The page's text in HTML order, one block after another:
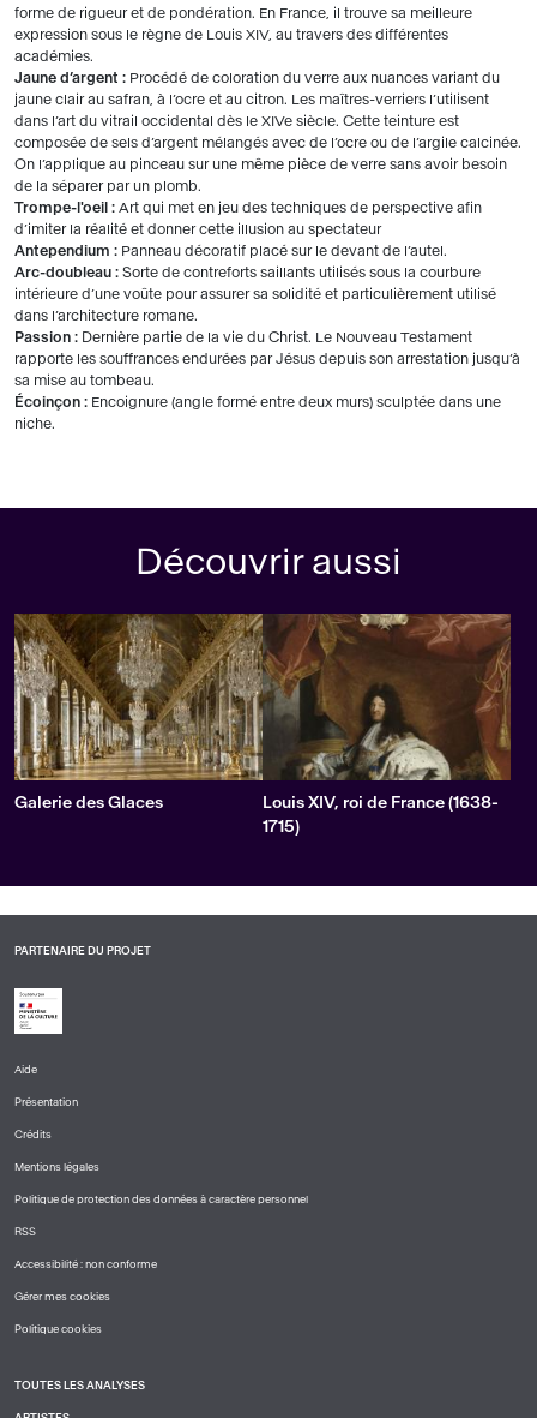
forme de rigueur et de pondération. En France, il trouve sa meilleure
expression sous le règne de Louis XIV, au travers des différentes
académies.
Jaune d’argent : Procédé de coloration du verre aux nuances variant du
jaune clair au safran, à l’ocre et au citron. Les maîtres-verriers l’utilisent
dans l’art du vitrail occidental dès le XIVe siècle. Cette teinture est
composée de sels d’argent mélangés avec de l’ocre ou de l’argile calcinée.
On l’applique au pinceau sur une même pièce de verre sans avoir besoin
de la séparer par un plomb.
Trompe-l'oeil : Art qui met en jeu des techniques de perspective afin
d’imiter la réalité et donner cette illusion au spectateur
Antependium : Panneau décoratif placé sur le devant de l’autel.
Arc-doubleau : Sorte de contreforts saillants utilisés sous la courbure
intérieure d’une voûte pour assurer sa solidité et particulièrement utilisé
dans l’architecture romane.
Passion : Dernière partie de la vie du Christ. Le Nouveau Testament
rapporte les souffrances endurées par Jésus depuis son arrestation jusqu’à
sa mise au tombeau.
Écoinçon : Encoignure (angle formé entre deux murs) sculptée dans une
niche.
Découvrir aussi
Galerie des Glaces
Louis XIV, roi de France (1638-
1715)
PARTENAIRE DU PROJET
DE
PAGE
1
Aide
Présentation
Crédits
Mentions légales
Politique de protection des données à caractère personnel
RSS
Accessibilité : non conforme
Gérer mes cookies
Politique cookies
TOUTES LES ANALYSES